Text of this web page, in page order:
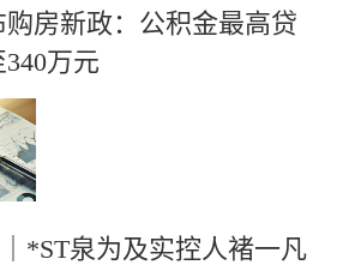
购房新政：公积金最高贷
万元
*ST泉为及实控人褚一凡